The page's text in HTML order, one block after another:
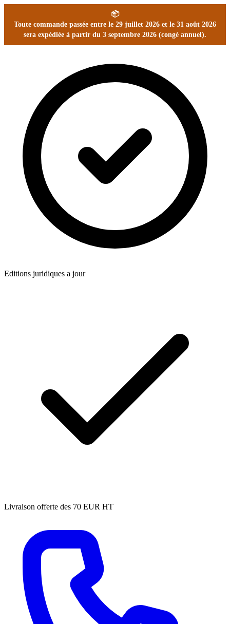
📦
Toute commande passée entre le 29 juillet 2026 et le 31 août 2026
sera expédiée à partir du 3 septembre 2026 (congé annuel).
Editions juridiques a jour
Livraison offerte des 70 EUR HT